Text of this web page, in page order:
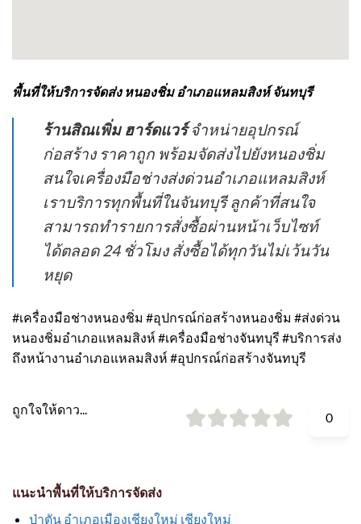
พื้นที่ให้บริการจัดส่ง หนองชิ่ม อำเภอแหลมสิงห์ จันทบุรี
ร้านสิณเพิ่ม ฮาร์ดแวร์จำหน่ายอุปกรณ์
ก่อสร้าง ราคาถูก พร้อมจัดส่งไปยังหนองชิ่ม
สนใจเครื่องมือช่างส่งด่วนอำเภอแหลมสิงห์
เราบริการทุกพื้นที่ในจันทบุรี ลูกค้าที่สนใจ
สามารถทำรายการสั่งซื้อผ่านหน้าเว็บไซท์
ได้ตลอด 24 ชั่วโมง สั่งซื้อได้ทุกวันไม่เว้นวัน
หยุด
#เครื่องมือช่างหนองชิ่ม #อุปกรณ์ก่อสร้างหนองชิ่ม #ส่งด่วน
หนองชิ่มอำเภอแหลมสิงห์ #เครื่องมือช่างจันทบุรี #บริการส่ง
ถึงหน้างานอำเภอแหลมสิงห์ #อุปกรณ์ก่อสร้างจันทบุรี
ถูกใจให้ดาว...
0
แนะนำพื้นที่ให้บริการจัดส่ง
ป่าตัน อำเภอเมืองเชียงใหม่ เชียงใหม่